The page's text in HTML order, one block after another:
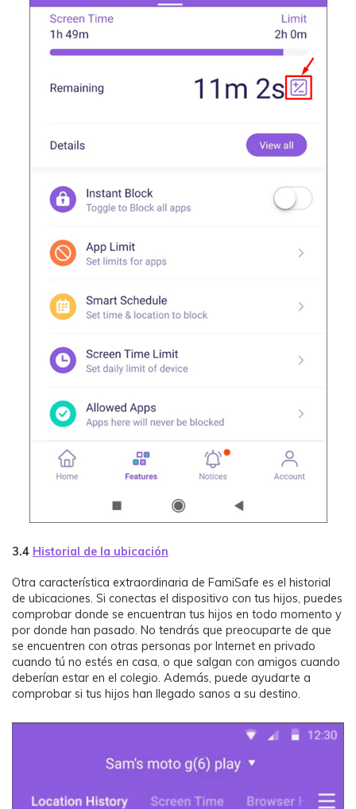
3.4 Historial de la ubicación
Otra característica extraordinaria de FamiSafe es el historial
de ubicaciones. Si conectas el dispositivo con tus hijos, puedes
comprobar donde se encuentran tus hijos en todo momento y
por donde han pasado. No tendrás que preocuparte de que
se encuentren con otras personas por Internet en privado
cuando tú no estés en casa, o que salgan con amigos cuando
deberían estar en el colegio. Además, puede ayudarte a
comprobar si tus hijos han llegado sanos a su destino.